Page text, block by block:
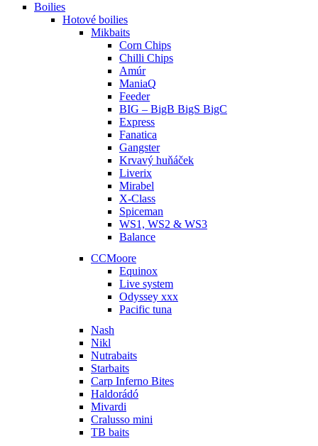
Boilies
Hotové boilies
Mikbaits
Corn Chips
Chilli Chips
Amúr
ManiaQ
Feeder
BIG – BigB BigS BigC
Express
Fanatica
Gangster
Krvavý huňáček
Liverix
Mirabel
X-Class
Spiceman
WS1, WS2 & WS3
Balance
CCMoore
Equinox
Live system
Odyssey xxx
Pacific tuna
Nash
Nikl
Nutrabaits
Starbaits
Carp Inferno Bites
Haldorádó
Mivardi
Cralusso mini
TB baits